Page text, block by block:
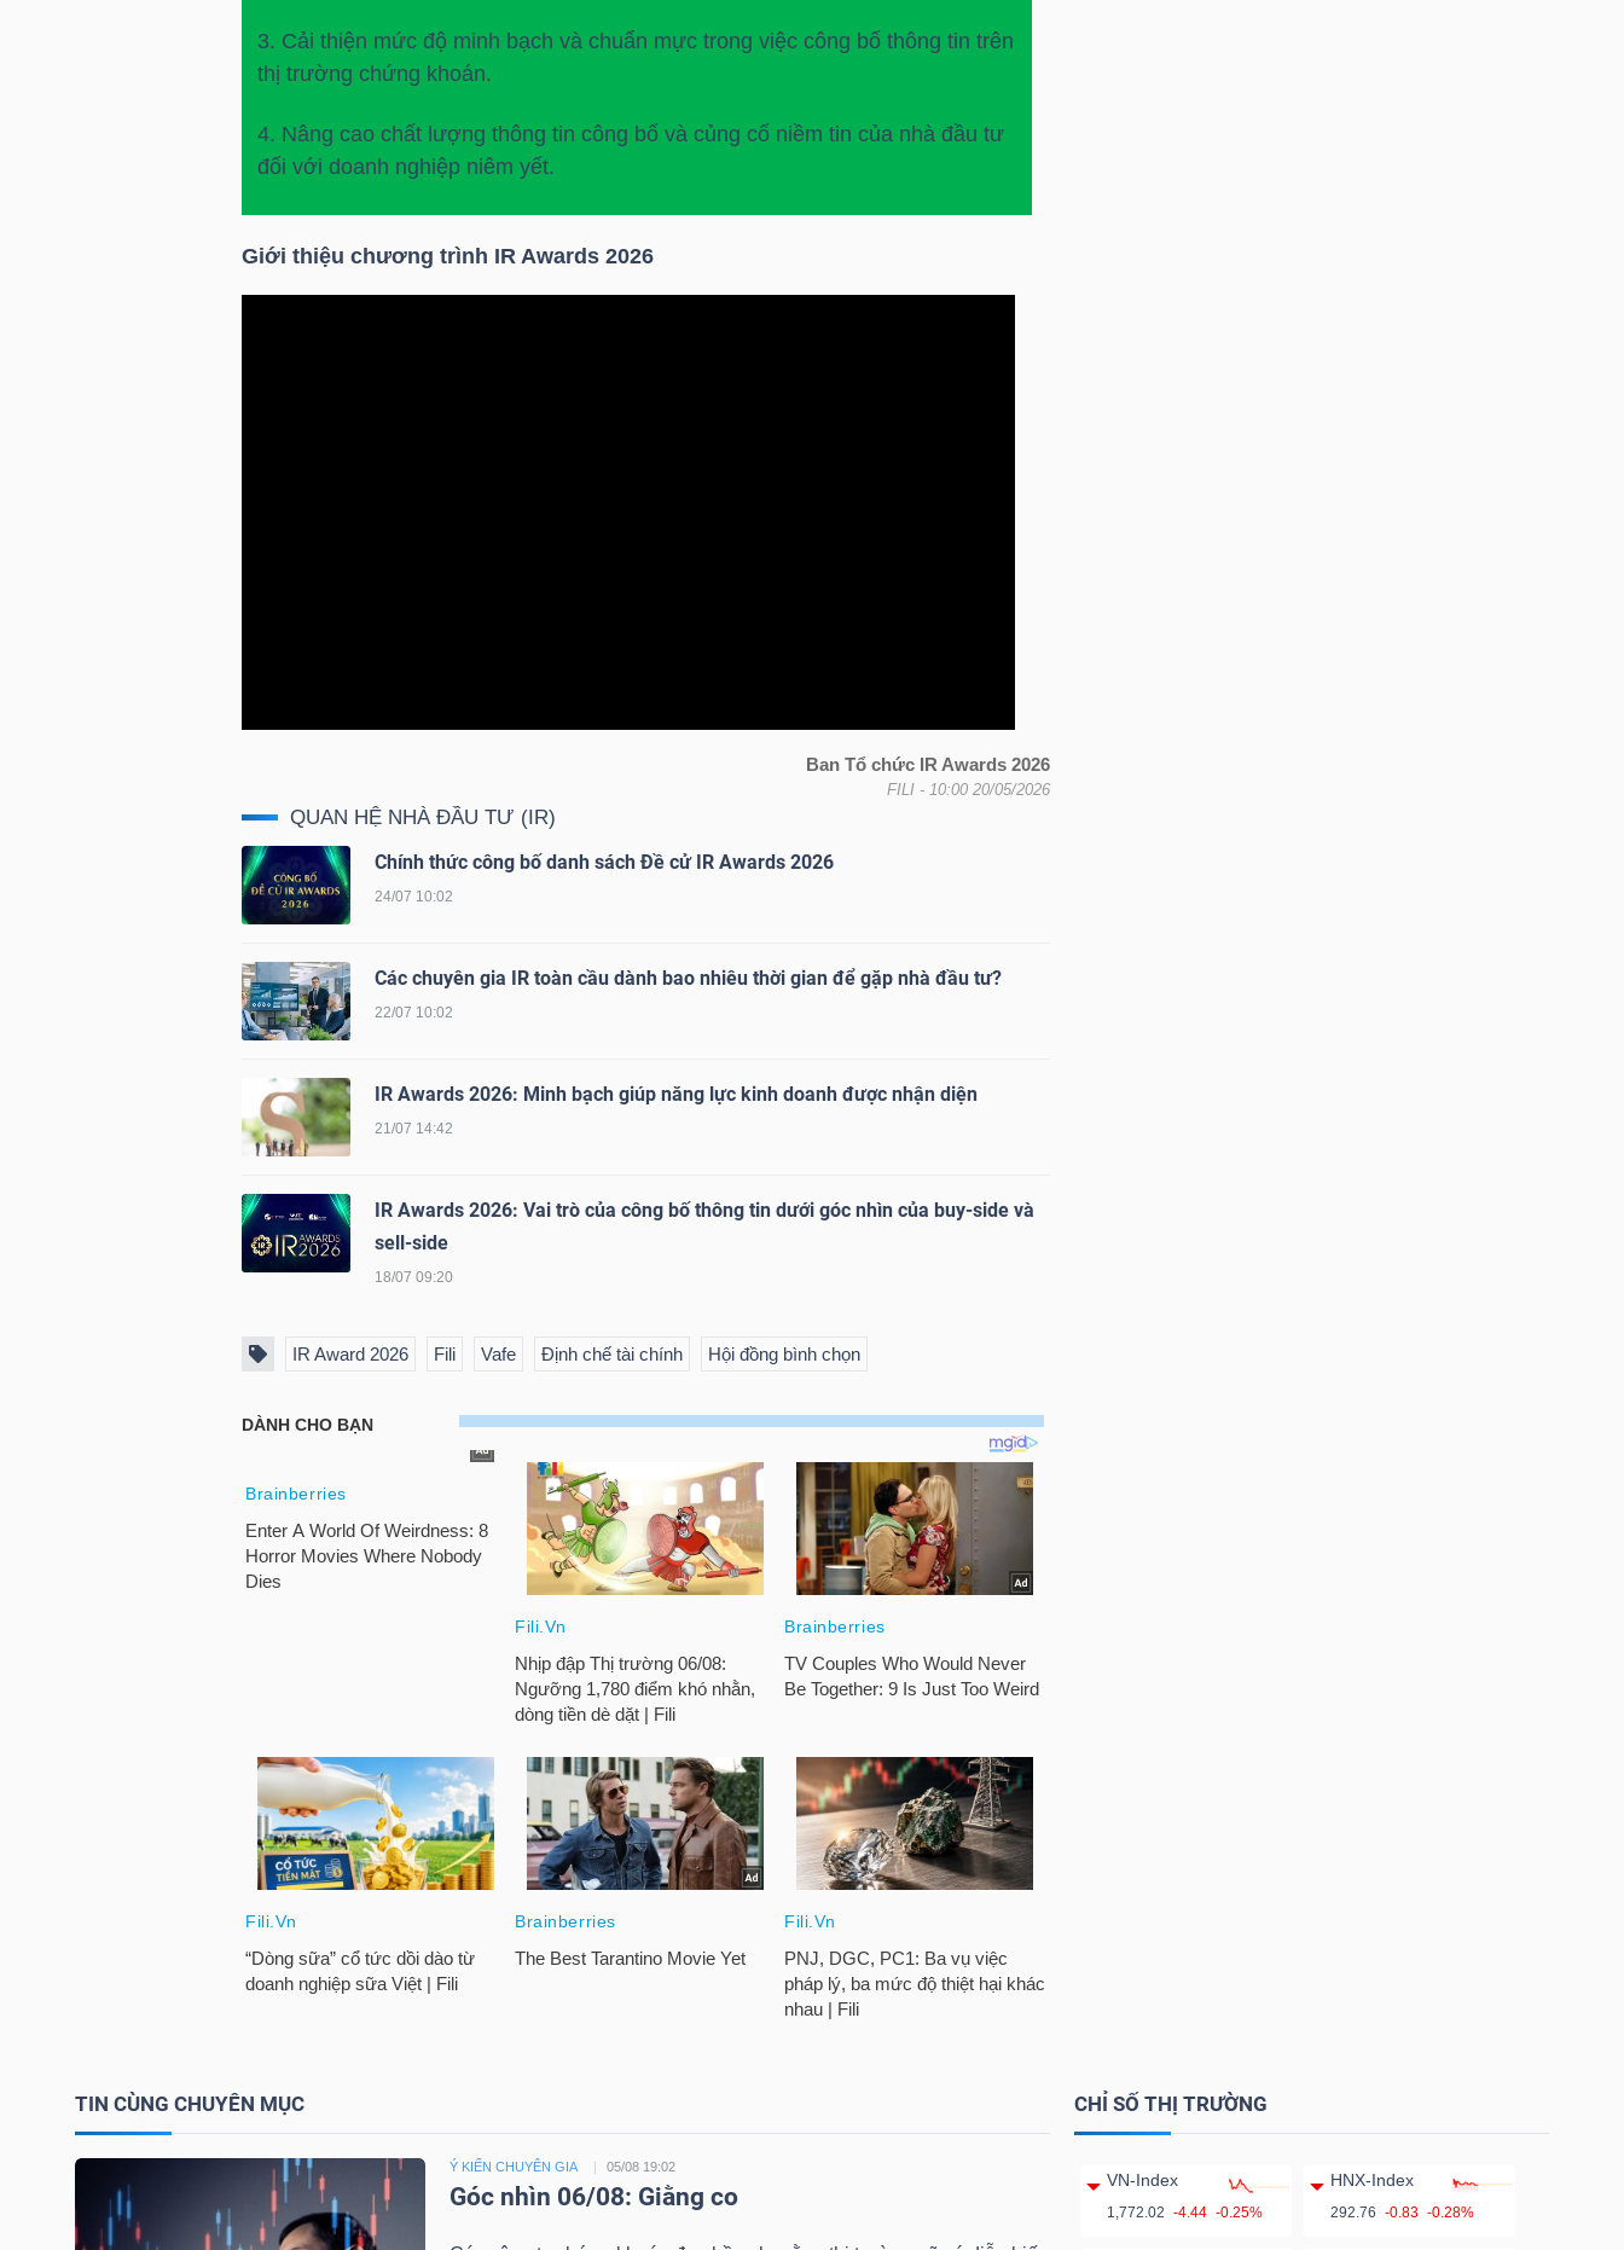
3. Cải thiện mức độ minh bạch và chuẩn mực trong việc công bố thông tin trên
thị trường chứng khoán.
4. Nâng cao chất lượng thông tin công bố và củng cố niềm tin của nhà đầu tư
đối với doanh nghiệp niêm yết.
Giới thiệu chương trình IR Awards 2026
Ban Tổ chức IR Awards 2026
FILI - 10:00 20/05/2026
QUAN HỆ NHÀ ĐẦU TƯ (IR)
Chính thức công bố danh sách Đề cử IR Awards 2026
24/07 10:02
Các chuyên gia IR toàn cầu dành bao nhiêu thời gian để gặp nhà đầu tư?
22/07 10:02
IR Awards 2026: Minh bạch giúp năng lực kinh doanh được nhận diện
21/07 14:42
IR Awards 2026: Vai trò của công bố thông tin dưới góc nhìn của buy-side và
sell-side
18/07 09:20
IR Award 2026 Fili Vafe Định chế tài chính Hội đồng bình chọn
TIN CÙNG CHUYÊN MỤC
Ý KIẾN CHUYÊN GIA 05/08 19:02
Góc nhìn 06/08: Giằng co
CHỈ SỐ THỊ TRƯỜNG
VN-Index
1,772.02 -4.44 -0.25%
HNX-Index
292.76 -0.83 -0.28%
DÙNG
THIẾT